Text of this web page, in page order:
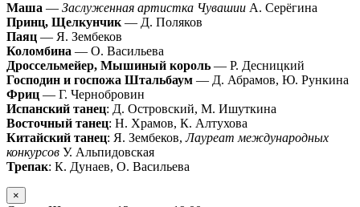
Маша — Заслуженная артистка Чувашии А. Серёгина
Принц, Щелкунчик — Д. Поляков
Паяц — Я. Зембеков
Коломбина — О. Васильева
Дроссельмейер, Мышиный король — Р. Десницкий
Господин и госпожа Штальбаум — Д. Абрамов, Ю. Рункина
Фриц — Г. Чернобровин
Испанский танец: Д. Островский, М. Ишуткина
Восточный танец: Н. Храмов, К. Алтухова
Китайский танец: Я. Зембеков,Лауреат международных
конкурсов У. Альпидовская
Трепак: К. Дунаев, О. Васильева
×